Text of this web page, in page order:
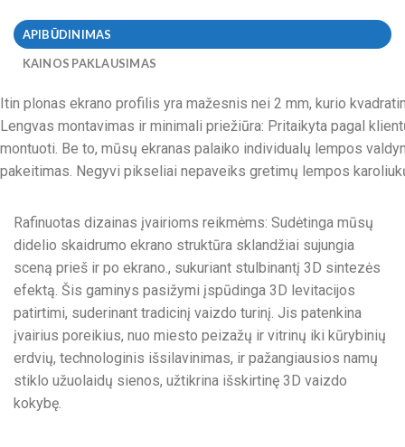
APIBŪDINIMAS
KAINOS PAKLAUSIMAS
Itin plonas ekrano profilis yra mažesnis nei 2 mm, kurio
Lengvas montavimas ir minimali priežiūra: Pritaikyta pagal
montuoti. Be to, mūsų ekranas palaiko individualų lempos
pakeitimas. Negyvi pikseliai nepaveiks gretimų lempos
Rafinuotas dizainas įvairioms reikmėms: Sudėtinga mūsų
didelio skaidrumo ekrano struktūra sklandžiai sujungia
sceną prieš ir po ekrano., sukuriant stulbinantį 3D sintezės
efektą. Šis gaminys pasižymi įspūdinga 3D levitacijos
patirtimi, suderinant tradicinį vaizdo turinį. Jis patenkina
įvairius poreikius, nuo miesto peizažų ir vitrinų iki kūrybinių
erdvių, technologinis išsilavinimas, ir pažangiausios namų
stiklo užuolaidų sienos, užtikrina išskirtinę 3D vaizdo
kokybę.